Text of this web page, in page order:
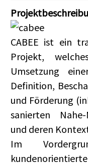
CABEE ist ein
Projekt,
Umsetzung
Definition,
und Förderung
sanierten Nahe-
und deren
Im